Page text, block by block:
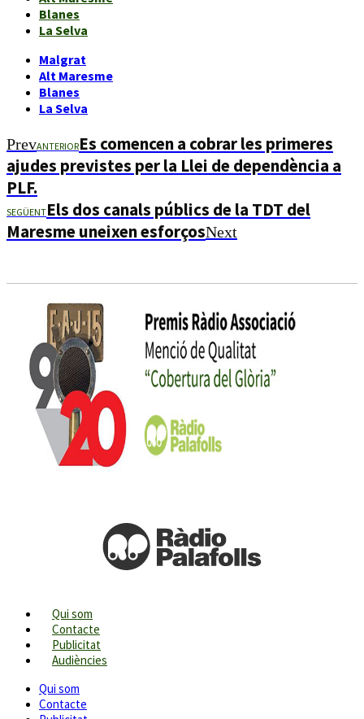
Blanes
La Selva
Malgrat
Alt Maresme
Blanes
La Selva
PrevANTERIOREs comencen a cobrar les primeres
ajudes previstes per la Llei de dependència a
PLF.
SEGÜENTEls dos canals públics de la TDT del
Maresme uneixen esforçosNext
Qui som
Contacte
Publicitat
Audiències
Qui som
Contacte